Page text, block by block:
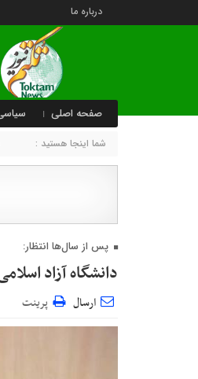
درباره ما
صفحه اصلی
شما اینجا هستید :
پس از سال‌ها انتظار:
دانشگاه آزاد
ارسال پرینت